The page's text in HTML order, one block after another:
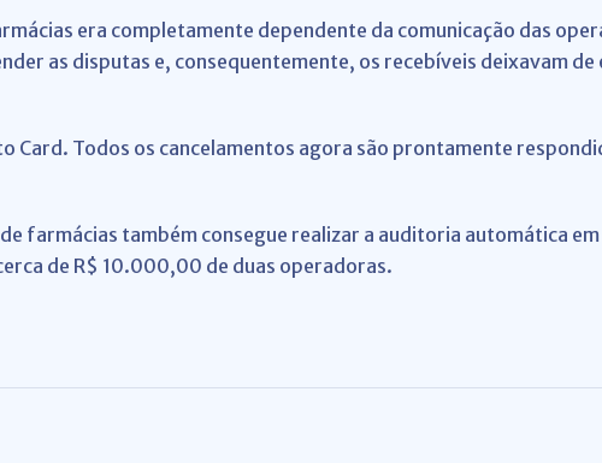
era completamente dependente da comunicação das
as disputas e, consequentemente, os recebíveis deixavam
Card. Todos os cancelamentos agora são prontamente
farmácias também consegue realizar a auditoria automática em
de R$ 10.000,00 de duas operadoras.